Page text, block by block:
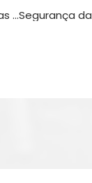
Personalização de Alto Nível: Excedendo as Expectativas em Cada Projeto